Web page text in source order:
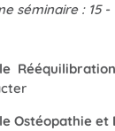
séminaire : 15 -
Ostéopathie